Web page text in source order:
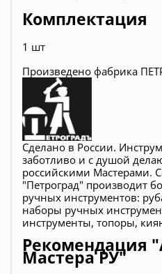
Комплектация
1 шт
Произведено фабрика
Сделано в России.
заботливо и с душой
российскими Мастерами.
"Петроград" производит
ручных инструментов:
наборы ручных
инструменты, топоры,
Рекомендация
Мастера РУ"